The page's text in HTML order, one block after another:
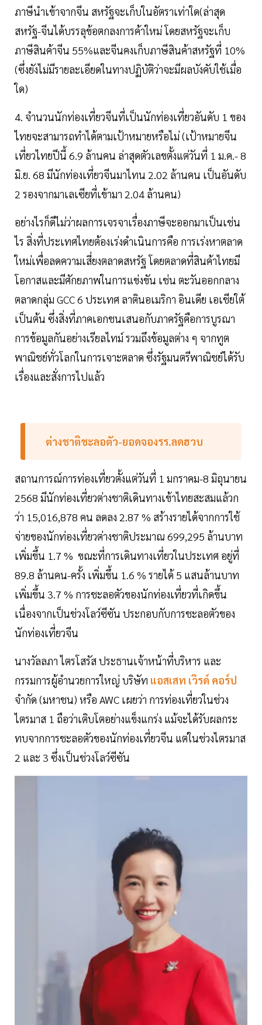
ภาษีนำเข้าจากจีน สหรัฐจะเก็บในอัตราเท่าใด(ล่าสุด
สหรัฐ-จีนได้บรรลุข้อตกลงการค้าใหม่ โดยสหรัฐจะเก็บ
ภาษีสินค้าจีน 55%และจีนคงเก็บภาษีสินค้าสหรัฐที่ 10%
(ซึ่งยังไม่มีรายละเอียดในทางปฏิบัติว่าจะมีผลบังคับใช้เมื่อ
ใด)
4. จำนวนนักท่องเที่ยวจีนที่เป็นนักท่องเที่ยวอันดับ 1 ของ
ไทยจะสามารถทำได้ตามเป้าหมายหรือไม่ (เป้าหมายจีน
เที่ยวไทยปีนี้ 6.9 ล้านคน ล่าสุดตัวเลขตั้งแต่วันที่ 1 ม.ค.- 8
มิ.ย. 68 มีนักท่องเที่ยวจีนมาไทน 2.02 ล้านคน เป็นอันดับ
2 รองจากมาเลเซียที่เข้ามา 2.04 ล้านคน)
อย่างไรก็ดีไม่ว่าผลการเจรจาเรื่องภาษีจะออกมาเป็นเช่น
ไร สิ่งที่ประเทศไทยต้องเร่งดำเนินการคือ การเร่งหาตลาด
ใหม่เพื่อลดความเสี่ยงตลาดสหรัฐ โดยตลาดที่สินค้าไทยมี
โอกาสและมีศักยภาพในการแข่งขัน เช่น ตะวันออกกลาง
ตลาดกลุ่ม GCC 6 ประเทศ ลาตินอเมริกา อินเดีย เอเชียใต้
เป็นต้น ซึ่งสิ่งที่ภาคเอกชนเสนอกับภาครัฐคือการบูรณา
การข้อมูลกันอย่างเรียลไทม์ รวมถึงข้อมูลต่าง ๆ จากทูต
พาณิชย์ทั่วโลกในการเจาะตลาด ซึ่งรัฐมนตรีพาณิชย์ได้รับ
เรื่องและสั่งการไปแล้ว
ต่างชาติชะลอตัว-ยอดจองรร.ลดฮวบ
สถานการณ์การท่องเที่ยวตั้งแต่วันที่ 1 มกราคม-8 มิถุนายน
2568 มีนักท่องเที่ยวต่างชาติเดินทางเข้าไทยสะสมแล้วก
ว่า 15,016,878 คน ลดลง 2.87 % สร้างรายได้จากการใช้
จ่ายของนักท่องเที่ยวต่างชาติประมาณ 699,295 ล้านบาท
เพิ่มขึ้น 1.7 % ขณะที่การเดินทางเที่ยวในประเทศ อยู่ที่
89.8 ล้านคน-ครั้ง เพิ่มขึ้น 1.6 % รายได้ 5 แสนล้านบาท
เพิ่มขึ้น 3.7 % การชะลอตัวของนักท่องเที่ยวที่เกิดขึ้น
เนื่องจากเป็นช่วงโลว์ซีซัน ประกอบกับการชะลอตัวของ
นักท่องเที่ยวจีน
นางวัลลภา ไตรโสรัส ประธานเจ้าหน้าที่บริหาร และ
กรรมการผู้อำนวยการใหญ่ บริษัท แอสเสท เวิรด์ คอร์ป
จำกัด (มหาชน) หรือ AWC เผยว่า การท่องเที่ยวในช่วง
ไตรมาส 1 ถือว่าเติบโตอย่างแข็งแกร่ง แม้จะได้รับผลกระ
ทบจากการชะลอตัวของนักท่องเที่ยวจีน แต่ในช่วงไตรมาส
2 และ 3 ซึ่งเป็นช่วงโลว์ซีซัน